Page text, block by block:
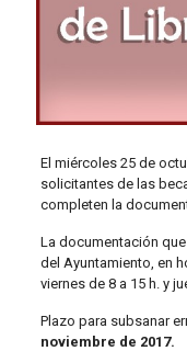
El miércoles 25 de
solicitantes de las
completen la
La documentación
del Ayuntamiento, en
viernes de 8 a 15 h. y
Plazo para subsanar
noviembre de 2017.